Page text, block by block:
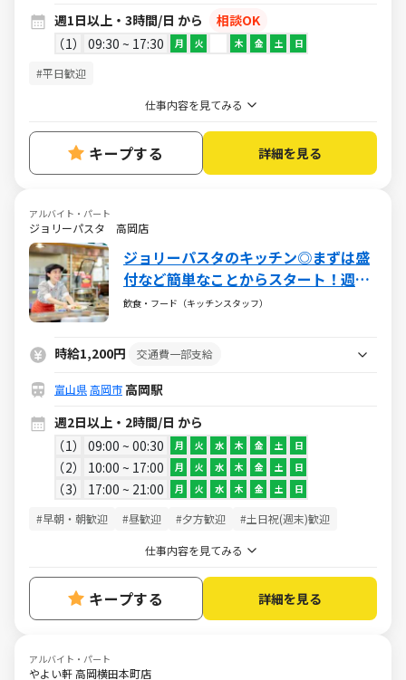
週1日以上・3時間/日 から
相談OK
1
09:30 ~ 17:30 月 火 木 金 土 日
#平日歓迎
仕事内容を見てみる
キープする 詳細を見る
アルバイト・パート
ジョリーパスタ 高岡店
ジョリーパスタのキッチン◎まずは盛
付など簡単なことからスタート！週2
～1日2h～OK
飲食・フード（キッチンスタッフ）
時給1,200円 交通費一部支給
富山県高岡市 高岡駅
週2日以上・2時間/日 から
1
09:00 ~ 00:30 月 火 水 木 金 土 日
2 10:00 ~ 17:00 月 火 水 木 金 土 日
3 17:00 ~ 21:00 月 火 水 木 金 土 日
#早朝・朝歓迎 #昼歓迎 #夕方歓迎 #土日祝(週末)歓迎
仕事内容を見てみる
キープする 詳細を見る
アルバイト・パート
やよい軒 高岡横田本町店